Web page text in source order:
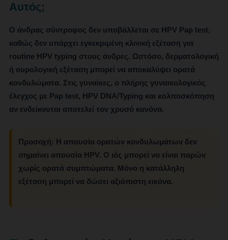
Αυτός;
Ο άνδρας σύντροφος δεν υποβάλλεται σε HPV Pap test,
καθώς δεν υπάρχει εγκεκριμένη κλινική εξέταση για
routine HPV typing στους άνδρες. Ωστόσο, δερματολογική
ή ουρολογική εξέταση μπορεί να αποκαλύψει ορατά
κονδυλώματα. Στις γυναίκες, ο πλήρης γυναικολογικός
έλεγχος με Pap test, HPV DNA/Typing και κολποσκόπηση
αν ενδείκνυται αποτελεί τον χρυσό κανόνα.
Προσοχή: Η απουσία ορατών κονδυλωμάτων δεν
σημαίνει απουσία HPV. Ο ιός μπορεί να είναι παρών
χωρίς ορατά συμπτώματα. Μόνο η κατάλληλη
εξέταση μπορεί να δώσει αξιόπιστη εικόνα.